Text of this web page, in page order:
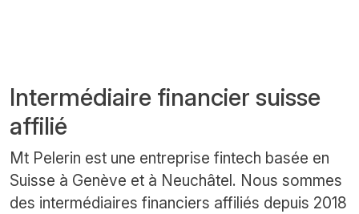
Intermédiaire financier suisse
affilié
Mt Pelerin est une entreprise fintech basée en
Suisse à Genève et à Neuchâtel. Nous sommes
des intermédiaires financiers affiliés depuis 2018